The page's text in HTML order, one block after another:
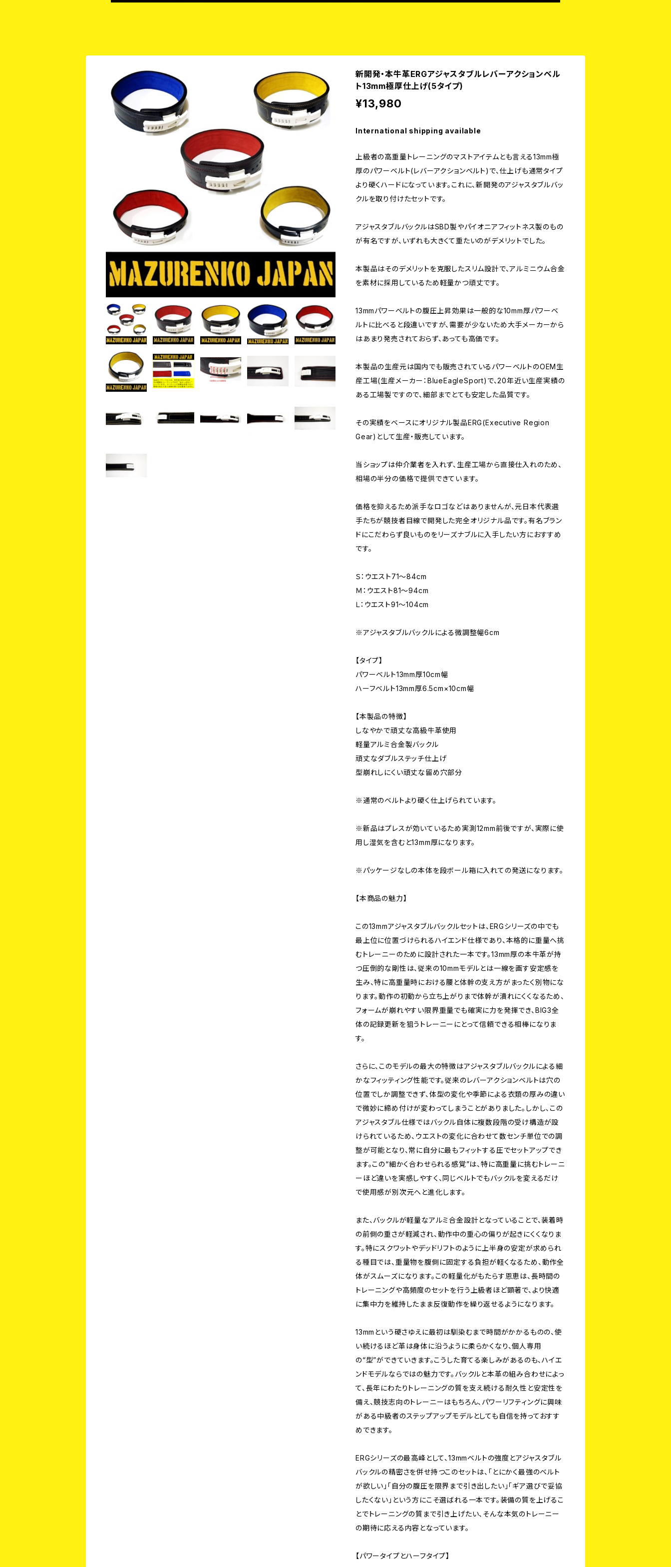
新開発・本牛革ERGアジャスタブルレバーアクションベル
ト13mm極厚仕上げ(5タイプ)
¥13,980
International shipping available
上級者の高重量トレーニングのマストアイテムとも言える13mm極
厚のパワーベルト(レバーアクションベルト)で、仕上げも通常タイプ
より硬くハードになっています。これに、新開発のアジャスタブルバッ
クルを取り付けたセットです。
アジャスタブルバックルはSBD製やパイオニアフィットネス製のもの
が有名ですが、いずれも大きくて重たいのがデメリットでした。
本製品はそのデメリットを克服したスリム設計で、アルミニウム合金
を素材に採用しているため軽量かつ頑丈です。
13mmパワーベルトの腹圧上昇効果は一般的な10mm厚パワーベ
ルトに比べると段違いですが、需要が少ないため大手メーカーから
はあまり発売されておらず、あっても高価です。
本製品の生産元は国内でも販売されているパワーベルトのOEM生
産工場(生産メーカー：BlueEagleSport)で、20年近い生産実績の
ある工場製ですので、細部までとても安定した品質です。
その実績をベースにオリジナル製品ERG(Executive Region
Gear)として生産・販売しています。
当ショップは仲介業者を入れず、生産工場から直接仕入れのため、
相場の半分の価格で提供できています。
価格を抑えるため派手なロゴなどはありませんが、元日本代表選
手たちが競技者目線で開発した完全オリジナル品です。有名ブラン
ドにこだわらず良いものをリーズナブルに入手したい方におすすめ
です。
Ｓ：ウエスト71〜84cm
Ｍ：ウエスト81〜94cm
Ｌ：ウエスト91〜104cm
※アジャスタブルバックルによる微調整幅6cm
【タイプ】
パワーベルト13mm厚10cm幅
ハーフベルト13mm厚6.5cm×10cm幅
【本製品の特徴】
しなやかで頑丈な高級牛革使用
軽量アルミ合金製バックル
頑丈なダブルステッチ仕上げ
型崩れしにくい頑丈な留め穴部分
※通常のベルトより硬く仕上げられています。
※新品はプレスが効いているため実測12mm前後ですが、実際に使
用し湿気を含むと13mm厚になります。
※パッケージなしの本体を段ボール箱に入れての発送になります。
【本商品の魅力】
この13mmアジャスタブルバックルセットは、ERGシリーズの中でも
最上位に位置づけられるハイエンド仕様であり、本格的に重量へ挑
むトレーニーのために設計された一本です。13mm厚の本牛革が持
つ圧倒的な剛性は、従来の10mmモデルとは一線を画す安定感を
生み、特に高重量時における腰と体幹の支え方がまったく別物にな
ります。動作の初動から立ち上がりまで体幹が潰れにくくなるため、
フォームが崩れやすい限界重量でも確実に力を発揮でき、BIG3全
体の記録更新を狙うトレーニーにとって信頼できる相棒になりま
す。
さらに、このモデルの最大の特徴はアジャスタブルバックルによる細
かなフィッティング性能です。従来のレバーアクションベルトは穴の
位置でしか調整できず、体型の変化や季節による衣類の厚みの違い
で微妙に締め付けが変わってしまうことがありました。しかし、この
アジャスタブル仕様ではバックル自体に複数段階の受け構造が設
けられているため、ウエストの変化に合わせて数センチ単位での調
整が可能となり、常に自分に最もフィットする圧でセットアップでき
ます。この“細かく合わせられる感覚”は、特に高重量に挑むトレーニ
ーほど違いを実感しやすく、同じベルトでもバックルを変えるだけ
で使用感が別次元へと進化します。
また、バックルが軽量なアルミ合金設計となっていることで、装着時
の前側の重さが軽減され、動作中の重心の偏りが起きにくくなりま
す。特にスクワットやデッドリフトのように上半身の安定が求められ
る種目では、重量物を腹側に固定する負担が軽くなるため、動作全
体がスムーズになります。この軽量化がもたらす恩恵は、長時間の
トレーニングや高頻度のセットを行う上級者ほど顕著で、より快適
に集中力を維持したまま反復動作を繰り返せるようになります。
13mmという硬さゆえに最初は馴染むまで時間がかかるものの、使
い続けるほど革は身体に沿うように柔らかくなり、個人専用
の“型”ができていきます。こうした育てる楽しみがあるのも、ハイエ
ンドモデルならではの魅力です。バックルと本革の組み合わせによっ
て、長年にわたりトレーニングの質を支え続ける耐久性と安定性を
備え、競技志向のトレーニーはもちろん、パワーリフティングに興味
がある中級者のステップアップモデルとしても自信を持っておすす
めできます。
ERGシリーズの最高峰として、13mmベルトの強度とアジャスタブル
バックルの精密さを併せ持つこのセットは、「とにかく最強のベルト
が欲しい」「自分の腹圧を限界まで引き出したい」「ギア選びで妥協
したくない」という方にこそ選ばれる一本です。装備の質を上げるこ
とでトレーニングの質まで引き上げたい、そんな本気のトレーニー
の期待に応える内容となっています。
【パワータイプとハーフタイプ】